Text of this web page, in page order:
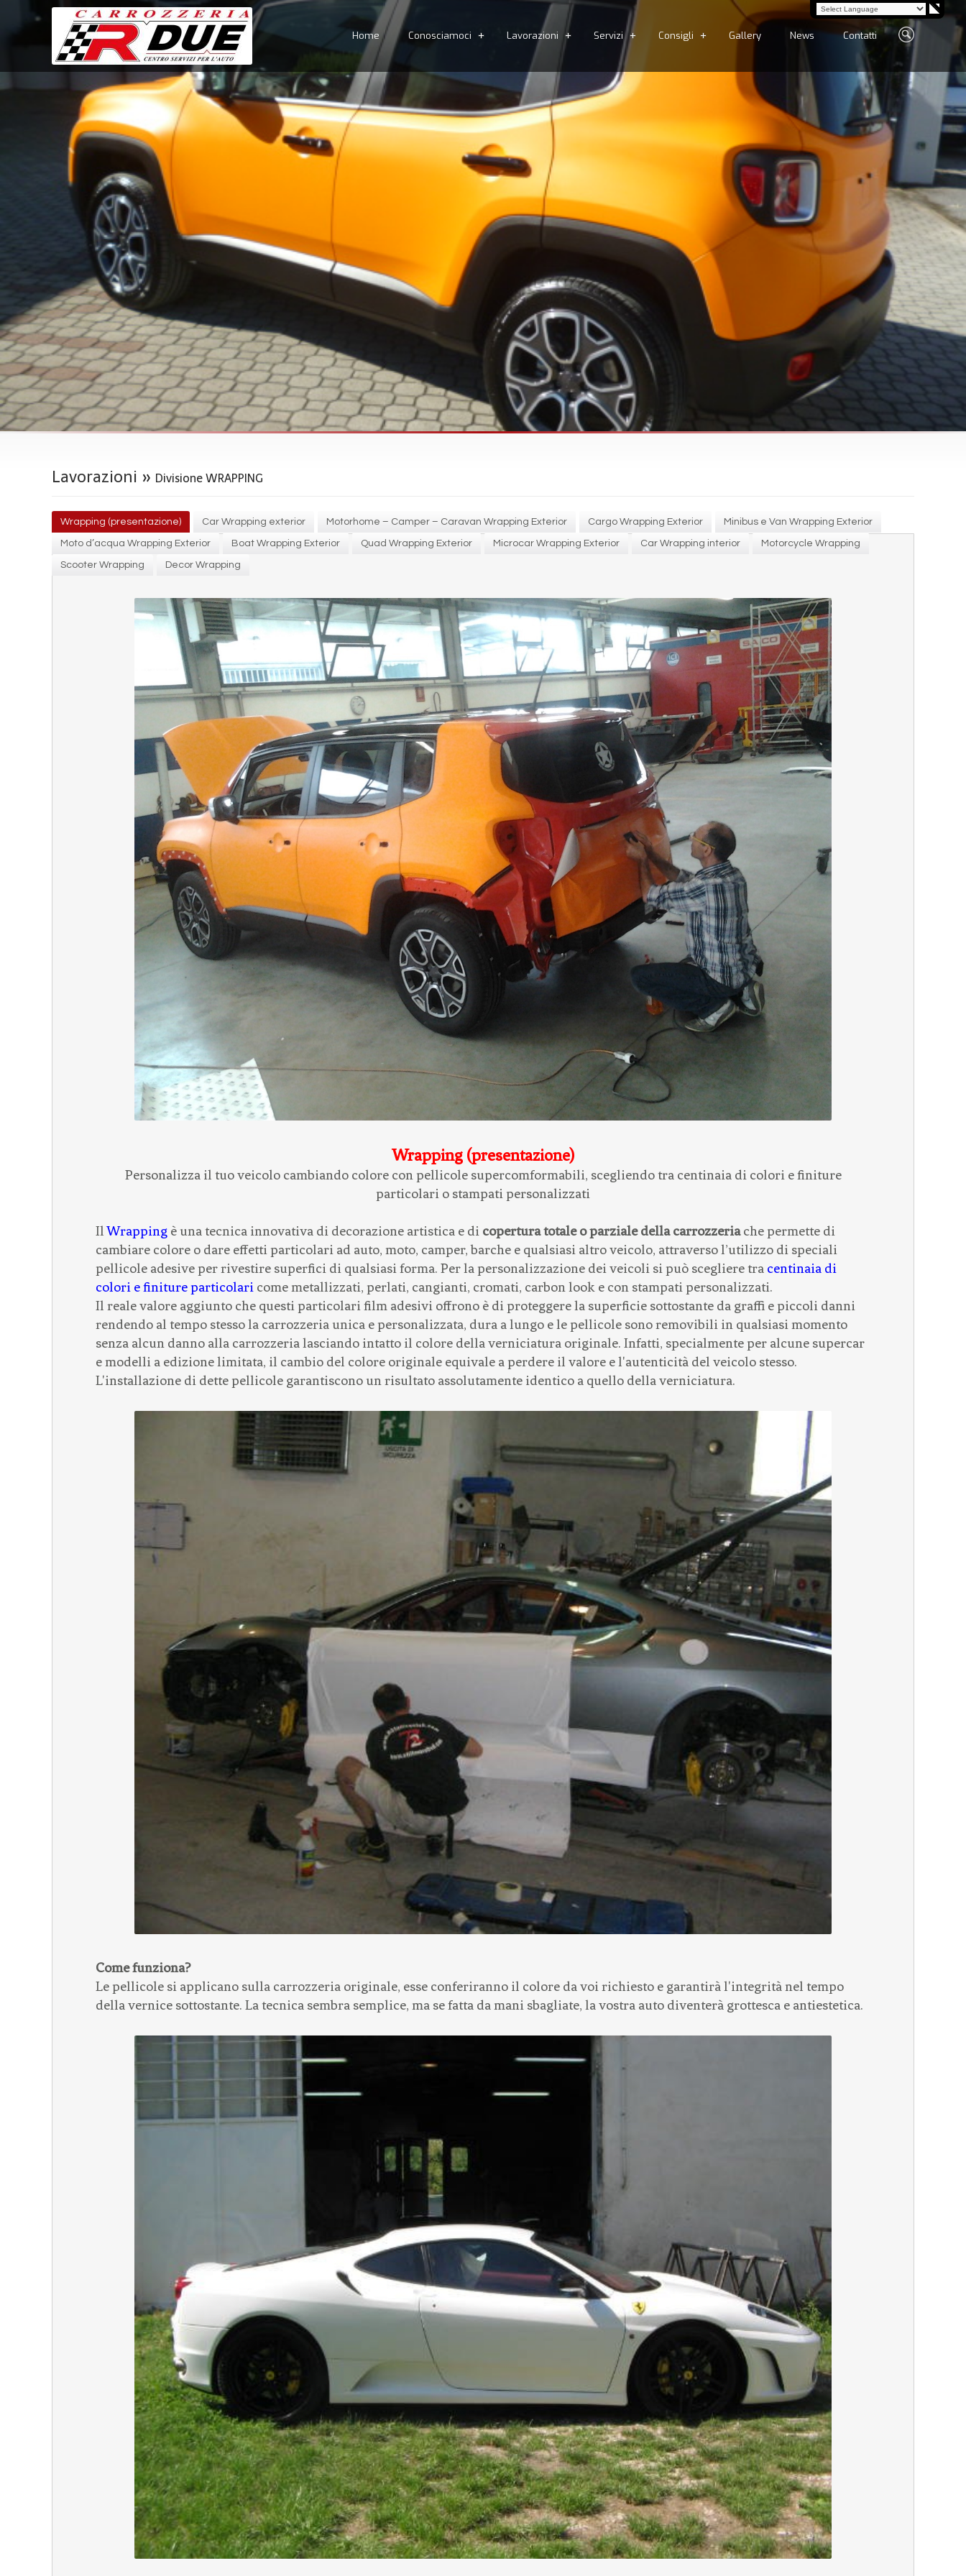
Home Conosciamoci Lavorazioni Servizi Consigli Gallery News Contatti
Lavorazioni » Divisione WRAPPING
Wrapping (presentazione) Car Wrapping exterior Motorhome – Camper – Caravan Wrapping Exterior Cargo Wrapping Exterior Minibus e Van Wrapping Exterior
Moto d’acqua Wrapping Exterior Boat Wrapping Exterior Quad Wrapping Exterior Microcar Wrapping Exterior Car Wrapping interior Motorcycle Wrapping
Scooter Wrapping Decor Wrapping
Wrapping (presentazione)
Personalizza il tuo veicolo cambiando colore con pellicole supercomformabili, scegliendo tra centinaia di colori e finiture
particolari o stampati personalizzati
IlWrapping è una tecnica innovativa di decorazione artistica e di copertura totale o parziale della carrozzeriache permette di
cambiare colore o dare effetti particolari ad auto, moto, camper, barche e qualsiasi altro veicolo, attraverso l’utilizzo di speciali
pellicole adesive per rivestire superfici di qualsiasi forma. Per la personalizzazione dei veicoli si può scegliere tra centinaia di
colori e finiture particolari come metallizzati, perlati, cangianti, cromati, carbon look e con stampati personalizzati.
Il reale valore aggiunto che questi particolari film adesivi offrono è di proteggere la superficie sottostante da graffi e piccoli danni
rendendo al tempo stesso la carrozzeria unica e personalizzata, dura a lungo e le pellicole sono removibili in qualsiasi momento
senza alcun danno alla carrozzeria lasciando intatto il colore della verniciatura originale. Infatti, specialmente per alcune supercar
e modelli a edizione limitata, il cambio del colore originale equivale a perdere il valore e l'autenticità del veicolo stesso.
L'installazione di dette pellicole garantiscono un risultato assolutamente identico a quello della verniciatura.
Come funziona?
Le pellicole si applicano sulla carrozzeria originale, esse conferiranno il colore da voi richiesto e garantirà l'integrità nel tempo
della vernice sottostante. La tecnica sembra semplice, ma se fatta da mani sbagliate, la vostra auto diventerà grottesca e antiestetica.